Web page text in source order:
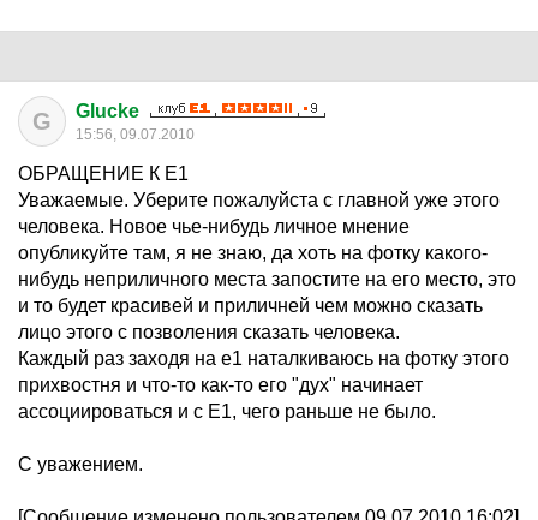
G Glucke
15:56, 09.07.2010
ОБРАЩЕНИЕ К Е1
Уважаемые. Уберите пожалуйста с главной уже этого
человека. Новое чье-нибудь личное мнение
опубликуйте там, я не знаю, да хоть на фотку какого-
нибудь неприличного места запостите на его место, это
и то будет красивей и приличней чем можно сказать
лицо этого с позволения сказать человека.
Каждый раз заходя на е1 наталкиваюсь на фотку этого
прихвостня и что-то как-то его "дух" начинает
ассоциироваться и с Е1, чего раньше не было.
С уважением.